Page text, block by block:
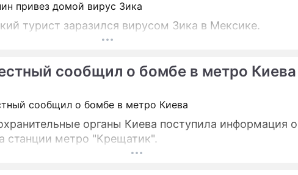
турист заразился вирусом Зика в Мексике.
сообщил о бомбе в метро Киева
органы Киева поступила информация о
станции метро "Крещатик".